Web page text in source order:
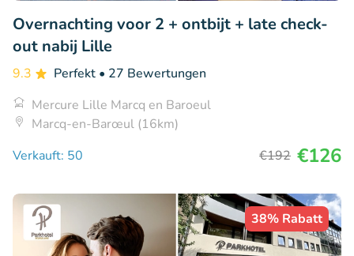
Overnachting voor 2 + ontbijt + late check-
out nabij Lille
9.3 Perfekt • 27 Bewertungen
Mercure Lille Marcq en Baroeul
Marcq-en-Barœul (16km)
Verkauft: 50
€192 €126
38% Rabatt